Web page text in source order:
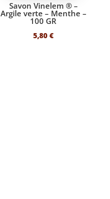
Savon Vinelem ® –
Argile verte – Menthe –
100 GR
5,80€